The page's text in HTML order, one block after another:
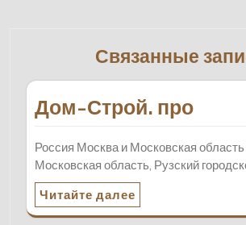
Связанные
Дом-Строй. про
Россия Москва и Московская область
Московская область, Рузский
Читайте далее